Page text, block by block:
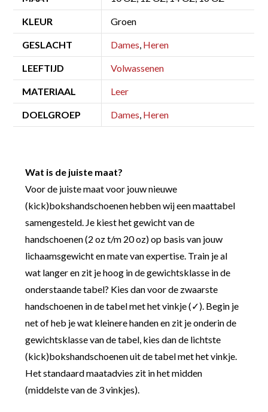
KLEUR Groen
GESLACHT Dames, Heren
LEEFTIJD Volwassenen
MATERIAAL Leer
DOELGROEP Dames, Heren
Wat is de juiste maat?
Voor de juiste maat voor jouw nieuwe
(kick)bokshandschoenen hebben wij een maattabel
samengesteld. Je kiest het gewicht van de
handschoenen (2 oz t/m 20 oz) op basis van jouw
lichaamsgewicht en mate van expertise. Train je al
wat langer en zit je hoog in de gewichtsklasse in de
onderstaande tabel? Kies dan voor de zwaarste
handschoenen in de tabel met het vinkje (✓). Begin je
net of heb je wat kleinere handen en zit je onderin de
gewichtsklasse van de tabel, kies dan de lichtste
(kick)bokshandschoenen uit de tabel met het vinkje.
Het standaard maatadvies zit in het midden
(middelste van de 3 vinkjes).